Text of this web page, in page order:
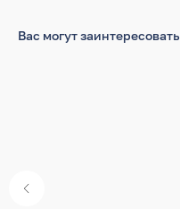
Вас могут заинтересовать